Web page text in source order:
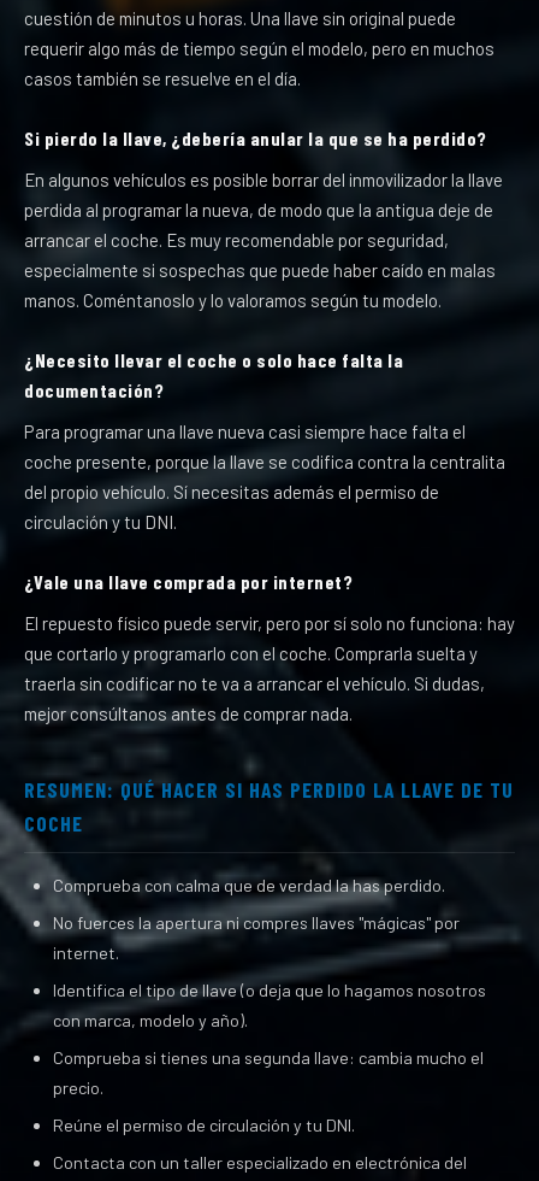
cuestión de minutos u horas. Una llave sin original puede
requerir algo más de tiempo según el modelo, pero en muchos
casos también se resuelve en el día.
Si pierdo la llave, ¿debería anular la que se ha perdido?
En algunos vehículos es posible borrar del inmovilizador la llave
perdida al programar la nueva, de modo que la antigua deje de
arrancar el coche. Es muy recomendable por seguridad,
especialmente si sospechas que puede haber caído en malas
manos. Coméntanoslo y lo valoramos según tu modelo.
¿Necesito llevar el coche o solo hace falta la
documentación?
Para programar una llave nueva casi siempre hace falta el
coche presente, porque la llave se codifica contra la centralita
del propio vehículo. Sí necesitas además el permiso de
circulación y tu DNI.
¿Vale una llave comprada por internet?
El repuesto físico puede servir, pero por sí solo no funciona: hay
que cortarlo y programarlo con el coche. Comprarla suelta y
traerla sin codificar no te va a arrancar el vehículo. Si dudas,
mejor consúltanos antes de comprar nada.
RESUMEN: QUÉ HACER SI HAS PERDIDO LA LLAVE DE TU
COCHE
Comprueba con calma que de verdad la has perdido.
No fuerces la apertura ni compres llaves "mágicas" por
internet.
Identifica el tipo de llave (o deja que lo hagamos nosotros
con marca, modelo y año).
Comprueba si tienes una segunda llave: cambia mucho el
precio.
Reúne el permiso de circulación y tu DNI.
Contacta con un taller especializado en electrónica del